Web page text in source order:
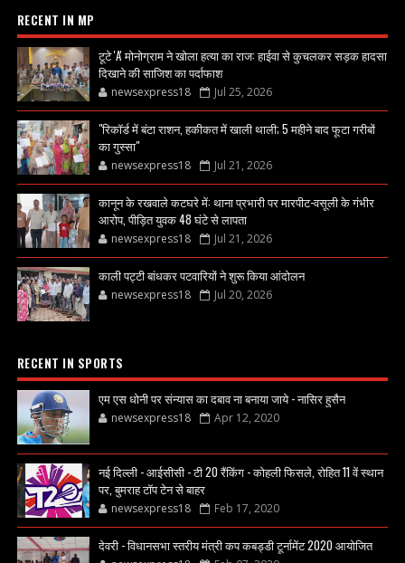
RECENT IN MP
टूटे 'A' मोनोग्राम ने खोला हत्या का राज: हाईवा से कुचलकर सड़क हादसा
दिखाने की साजिश का पर्दाफाश
newsexpress18 Jul 25, 2026
"रिकॉर्ड में बंटा राशन, हकीकत में खाली थाली; 5 महीने बाद फूटा गरीबों
का गुस्सा"
newsexpress18 Jul 21, 2026
कानून के रखवाले कटघरे में: थाना प्रभारी पर मारपीट-वसूली के गंभीर
आरोप, पीड़ित युवक 48 घंटे से लापता
newsexpress18 Jul 21, 2026
काली पट्टी बांधकर पटवारियों ने शुरू किया आंदोलन
newsexpress18 Jul 20, 2026
RECENT IN SPORTS
एम एस धोनी पर संन्यास का दबाव ना बनाया जाये - नासिर हुसैन
newsexpress18 Apr 12, 2020
नई दिल्ली - आईसीसी - टी 20 रैंकिंग - कोहली फिसले, रोहित 11 वें स्थान
पर, बुमराह टॉप टेन से बाहर
newsexpress18 Feb 17, 2020
देवरी - विधानसभा स्तरीय मंत्री कप कबड्डी टूर्नामेंट 2020 आयोजित